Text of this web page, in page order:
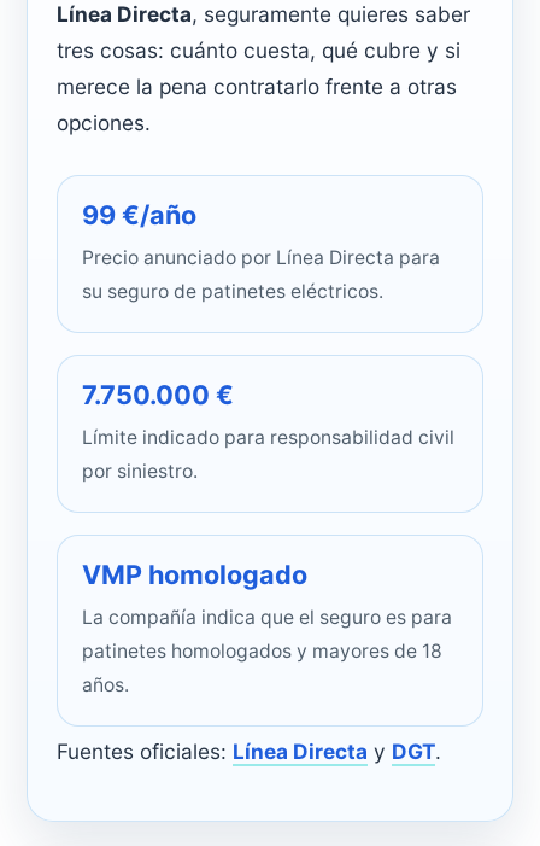
Línea Directa, seguramente quieres saber
tres cosas: cuánto cuesta, qué cubre y si
merece la pena contratarlo frente a otras
opciones.
99 €/año
Precio anunciado por Línea Directa para
su seguro de patinetes eléctricos.
7.750.000 €
Límite indicado para responsabilidad civil
por siniestro.
VMP homologado
La compañía indica que el seguro es para
patinetes homologados y mayores de 18
años.
Fuentes oficiales: Línea Directa y DGT.